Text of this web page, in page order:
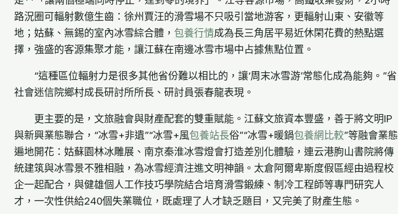
路況圈可輻射數億生齒：徐州賈汪的滑雪場不只吸引當地游客，更輻射山東、安徽等
地；姑蘇、無錫的室內冰雪綜合體， 包養行情成為長三角居平易近休閑花費的熱點選
擇，強盛的客源集聚才能，讓江蘇在南邊冰雪市場中占據焦點位置。
“這種區位輻射力是很多其他省份難以相比的，讓‘周末冰雪游’常態化成為能夠。”省
社會迷信院鄉村成長研討所所長、研討員張春龍表現。
更主要的是，文旅融會與財產配套的雙重賦能。江蘇文旅資本豐盛，善于將文明IP
與新興業態聯合，“冰雪+非遺”“冰雪+風包養站長俗”“冰雪+暖鍋包養網比較”等融會業態
遍地開花：姑蘇園林冰雕展、南京秦淮冰雪燈會打造差別化體驗，連云港朐山書院將傳
統建筑與冰雪景不雅相融，為冰雪經濟注進文明神韻。太倉阿爾卑斯度假區經由過程校
企一起配合，與健雄個人工作技巧學院結合培育滑雪鍛練、制冷工程師等專門研究人
才，一次性供給240個失業職位，既處理了人才缺乏題目，又完美了財產生態。